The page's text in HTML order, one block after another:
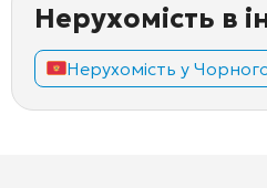
Нерухомість в
Нерухомість у